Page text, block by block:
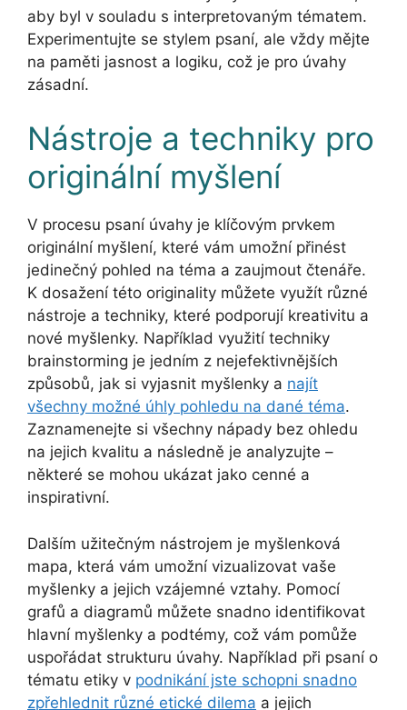
aby byl v souladu s interpretovaným tématem.
Experimentujte se stylem psaní, ale vždy mějte
na paměti jasnost a logiku, což je pro úvahy
zásadní.
Nástroje a techniky pro
originální myšlení
V procesu psaní úvahy je klíčovým prvkem
originální myšlení, které vám umožní přinést
jedinečný pohled na téma a zaujmout čtenáře.
K dosažení této originality můžete využít různé
nástroje a techniky, které podporují kreativitu a
nové myšlenky. Například využití techniky
brainstorming je jedním z nejefektivnějších
způsobů, jak si vyjasnit myšlenky a najít
všechny možné úhly pohledu na dané téma.
Zaznamenejte si všechny nápady bez ohledu
na jejich kvalitu a následně je analyzujte –
některé se mohou ukázat jako cenné a
inspirativní.
Dalším užitečným nástrojem je myšlenková
mapa, která vám umožní vizualizovat vaše
myšlenky a jejich vzájemné vztahy. Pomocí
grafů a diagramů můžete snadno identifikovat
hlavní myšlenky a podtémy, což vám pomůže
uspořádat strukturu úvahy. Například při psaní o
tématu etiky v podnikání jste schopni snadno
zpřehlednit různé etické dilema a jejich